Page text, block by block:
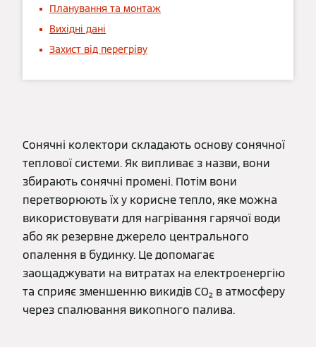
Планування та монтаж
Вихідні дані
Захист від перегріву
Сонячні колектори складають основу сонячної
теплової системи. Як випливає з назви, вони
збирають сонячні промені. Потім вони
перетворюють їх у корисне тепло, яке можна
використовувати для нагрівання гарячої води
або як резервне джерело центрального
опалення в будинку. Це допомагає
заощаджувати на витратах на електроенергію
та сприяє зменшенню викидів CO₂ в атмосферу
через спалювання викопного палива.